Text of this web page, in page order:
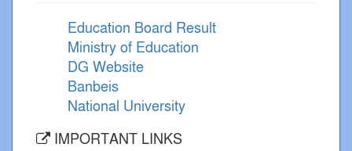
Education Board Result
Ministry of Education
DG Website
Banbeis
National University
IMPORTANT LINKS